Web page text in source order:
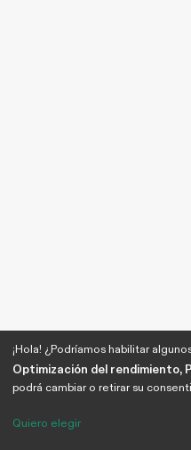
¡Hola! ¿Podríamos habilitar
Optimización del rendimiento,
podrá cambiar o retirar su
Quiero elegir